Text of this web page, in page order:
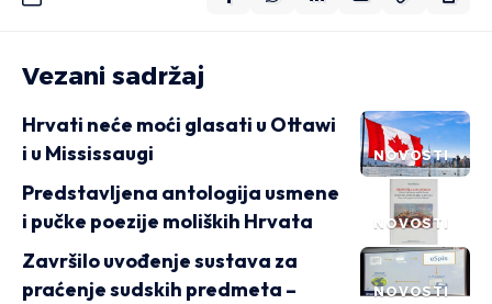
Vezani sadržaj
NOVOSTI
Hrvati neće moći glasati u Ottawi
i u Mississaugi
NOVOSTI
Predstavljena antologija usmene
i pučke poezije moliških Hrvata
NOVOSTI
Završilo uvođenje sustava za
praćenje sudskih predmeta –